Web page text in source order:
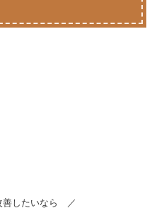
善したいなら ／